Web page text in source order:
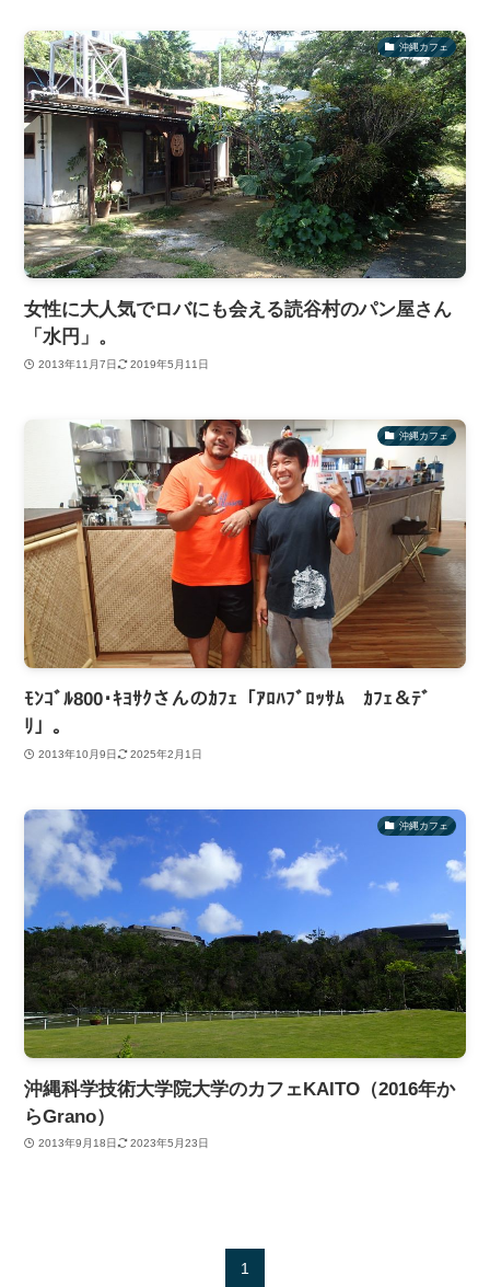
沖縄カフェ
女性に大人気でロバにも会える読谷村のパン屋さん
「水円」。
2013年11月7日 2019年5月11日
沖縄カフェ
ﾓﾝｺﾞﾙ800･ｷﾖｻｸさんのｶﾌｪ「ｱﾛﾊﾌﾞﾛｯｻﾑ ｶﾌｪ＆ﾃﾞ
ﾘ」。
2013年10月9日 2025年2月1日
沖縄カフェ
沖縄科学技術大学院大学のカフェKAITO（2016年か
らGrano）
2013年9月18日 2023年5月23日
1